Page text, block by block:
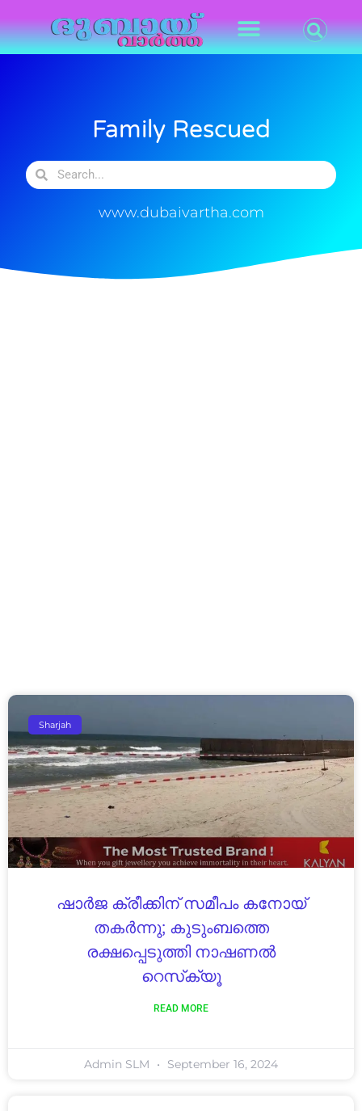
Family Rescued
www.dubaivartha.com
Sharjah
ഷാർജ ക്രീക്കിന് സമീപം കനോയ്
തകർന്നു; കുടുംബത്തെ
രക്ഷപ്പെടുത്തി നാഷണൽ
റെസ്‌ക്യൂ
READ MORE
Admin SLM September 16, 2024